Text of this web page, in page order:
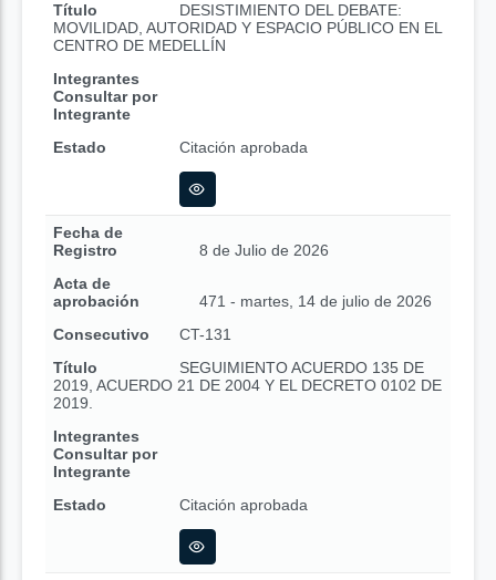
Título
DESISTIMIENTO DEL DEBATE:
MOVILIDAD, AUTORIDAD Y ESPACIO PÚBLICO EN EL
CENTRO DE MEDELLÍN
Integrantes
Consultar por
Integrante
Estado
Citación aprobada
Fecha de
Registro
8 de Julio de 2026
Acta de
aprobación
471 - martes, 14 de julio de 2026
Consecutivo
CT-131
Título
SEGUIMIENTO ACUERDO 135 DE
2019, ACUERDO 21 DE 2004 Y EL DECRETO 0102 DE
2019.
Integrantes
Consultar por
Integrante
Estado
Citación aprobada